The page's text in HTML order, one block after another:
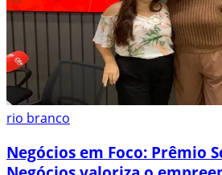
rio branco
Negócios em Foco: Prêmio